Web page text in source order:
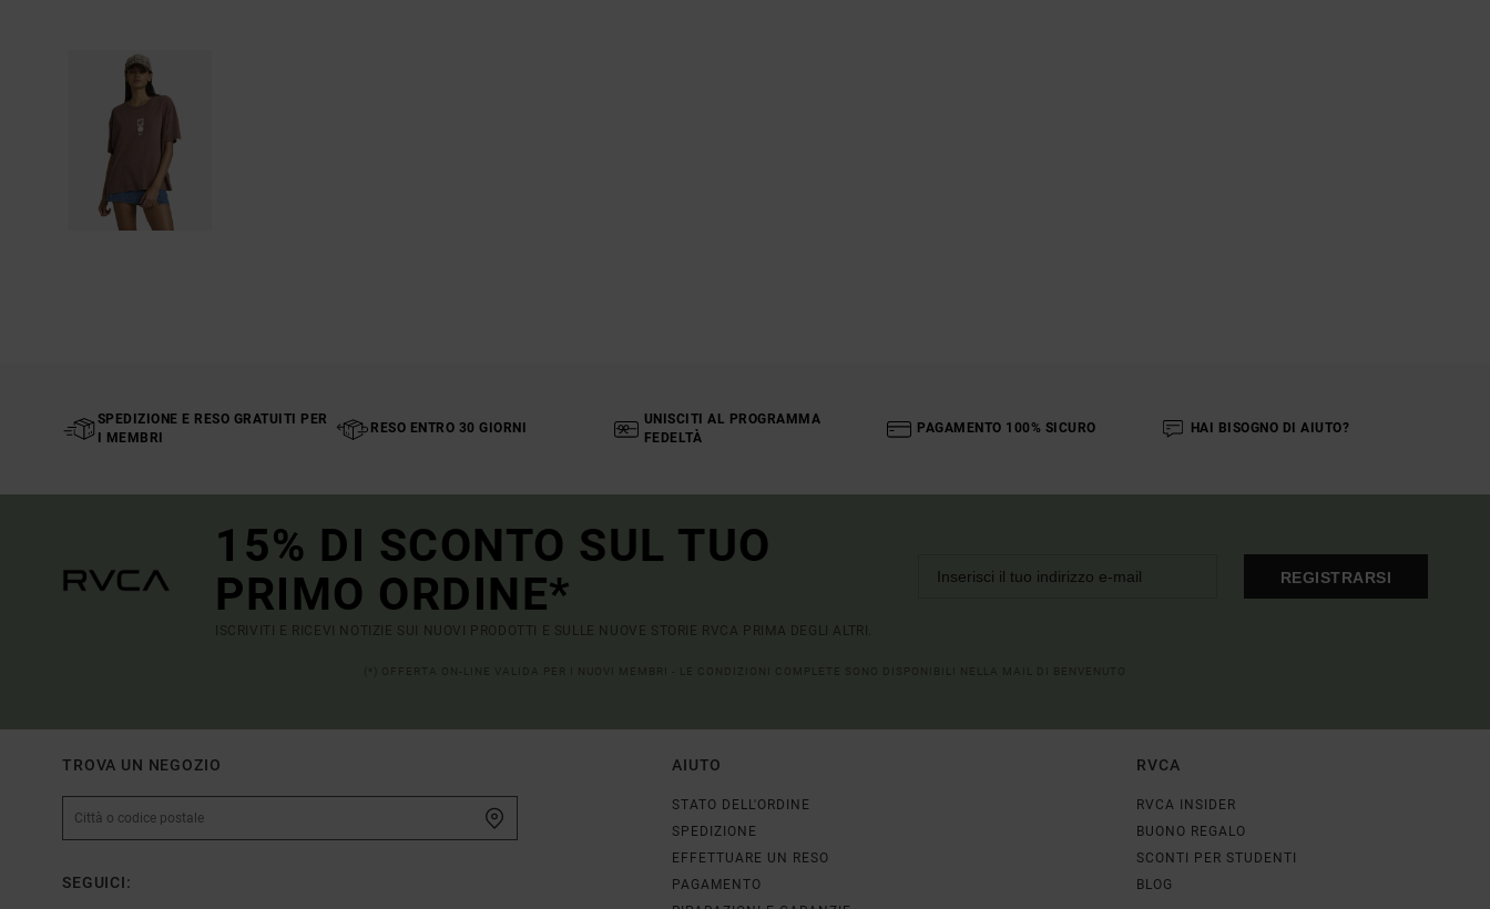
SPEDIZIONE E RESO GRATUITI PER
I MEMBRI
RESO ENTRO 30 GIORNI
UNISCITI AL PROGRAMMA
FEDELTÀ
PAGAMENTO 100% SICURO HAI BISOGNO DI AIUTO?
15% DI SCONTO SUL TUO
PRIMO ORDINE*
ISCRIVITI E RICEVI NOTIZIE SUI NUOVI PRODOTTI E SULLE NUOVE STORIE RVCA PRIMA DEGLI ALTRI.
REGISTRARSI
TROVA UN NEGOZIO
SEGUICI:
AIUTO
STATO DELL'ORDINE
SPEDIZIONE
EFFETTUARE UN RESO
PAGAMENTO
RVCA
RVCA INSIDER
BUONO REGALO
SCONTI PER STUDENTI
BLOG